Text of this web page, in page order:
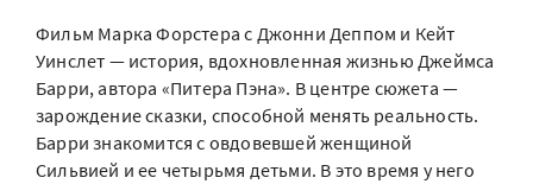
Фильм Марка Форстера с Джонни Деппом и Кейт
Уинслет — история, вдохновленная жизнью Джеймса
Барри, автора «Питера Пэна». В центре сюжета —
зарождение сказки, способной менять реальность.
Барри знакомится с овдовевшей женщиной
Сильвией и ее четырьмя детьми. В это время у него